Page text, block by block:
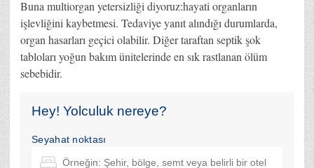
Buna multiorgan yetersizliği diyoruz:hayati organların
işlevliğini kaybetmesi. Tedaviye yanıt alındığı durumlarda,
organ hasarları geçici olabilir. Diğer taraftan septik şok
tabloları yoğun bakım ünitelerinde en sık rastlanan ölüm
sebebidir.
Hey! Yolculuk nereye?
Seyahat noktası